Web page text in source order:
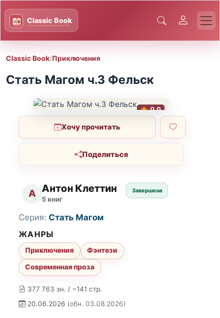
Classic Book/Приключения
Стать Магом ч.3 Фельск
0.0
Хочу прочитать
Поделиться
А Антон Клеттин
5 книг
Завершена
377 763 зн. / ~141 стр.
20.06.2026 (обн. 03.08.2026)
Серия: Стать Магом
ЖАНРЫ
Приключения
Фэнтези
Современная проза